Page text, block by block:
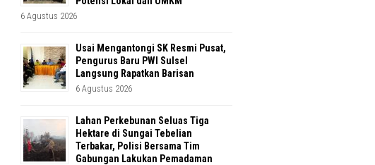
6 Agustus 2026
Usai Mengantongi SK Resmi Pusat,
Pengurus Baru PWI Sulsel
Langsung Rapatkan Barisan
6 Agustus 2026
Lahan Perkebunan Seluas Tiga
Hektare di Sungai Tebelian
Terbakar, Polisi Bersama Tim
Gabungan Lakukan Pemadaman